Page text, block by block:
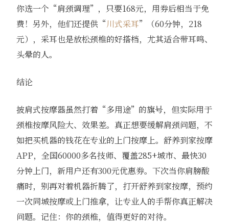
你选一个“肩颈调理”，只要168元，用券后相当于免
费！另外，他们还提供“川式采耳”（60分钟，218
元），采耳也是放松颈椎的好搭档，尤其适合带耳鸣、
头晕的人。
结论
披肩式按摩器虽然打着“多用途”的旗号，但实际用于
颈椎按摩风险大、效果差。真正想要缓解肩颈问题，不
如把买机器的钱花在专业的上门按摩上。舒养到家按摩
APP，全国60000多名技师、覆盖285+城市、最快30
分钟上门，新用户还有300元优惠券。下次当你肩膀酸
痛时，别再对着机器折腾了，打开舒养到家按摩，预约
一次同城按摩或上门推拿，让专业人的手帮你真正解决
问题。记住：你的颈椎，值得更好的对待。